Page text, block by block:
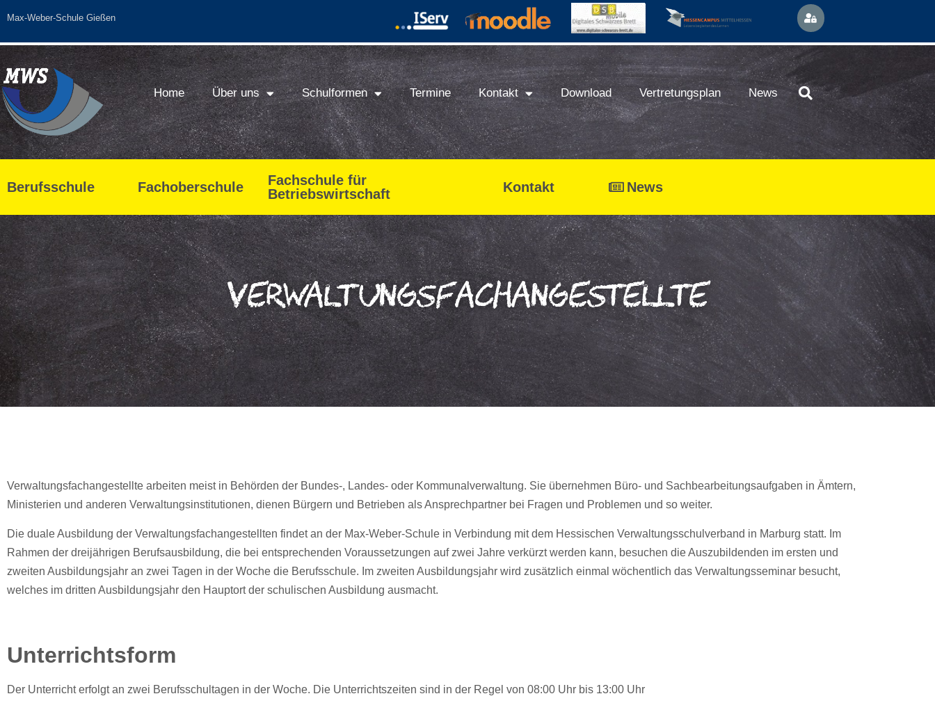
Max-Weber-Schule Gießen
Home Über uns Schulformen Termine Kontakt Download Vertretungsplan News
Berufsschule Fachoberschule
Fachschule für
Betriebswirtschaft
Kontakt News
Verwaltungsfachangestellte
Verwaltungsfachangestellte arbeiten meist in Behörden der Bundes-, Landes- oder Kommunalverwaltung. Sie übernehmen Büro- und Sachbearbeitungsaufgaben in Ämtern,
Ministerien und anderen Verwaltungsinstitutionen, dienen Bürgern und Betrieben als Ansprechpartner bei Fragen und Problemen und so weiter.
Die duale Ausbildung der Verwaltungsfachangestellten findet an der Max-Weber-Schule in Verbindung mit dem Hessischen Verwaltungsschulverband in Marburg statt. Im
Rahmen der dreijährigen Berufsausbildung, die bei entsprechenden Voraussetzungen auf zwei Jahre verkürzt werden kann, besuchen die Auszubildenden im ersten und
zweiten Ausbildungsjahr an zwei Tagen in der Woche die Berufsschule. Im zweiten Ausbildungsjahr wird zusätzlich einmal wöchentlich das Verwaltungsseminar besucht,
welches im dritten Ausbildungsjahr den Hauptort der schulischen Ausbildung ausmacht.
Unterrichtsform
Der Unterricht erfolgt an zwei Berufsschultagen in der Woche. Die Unterrichtszeiten sind in der Regel von 08:00 Uhr bis 13:00 Uhr